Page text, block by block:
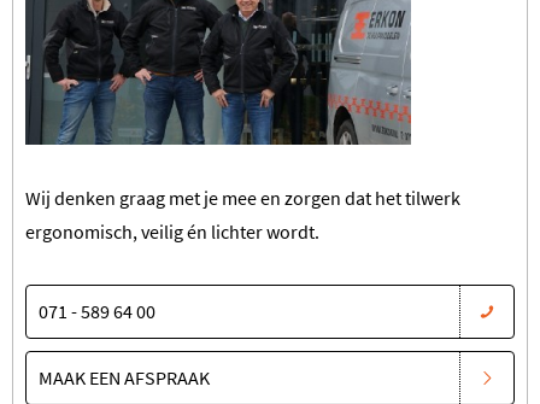
Wij denken graag met je mee en zorgen dat het tilwerk
ergonomisch, veilig én lichter wordt.
071 - 589 64 00
MAAK EEN AFSPRAAK